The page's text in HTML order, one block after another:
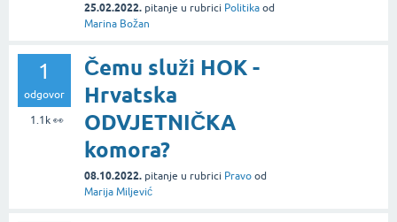
25.02.2022. pitanje u rubrici Politika od
Marina Božan
1
odgovor
1.1k👀
Čemu služi HOK -
Hrvatska
ODVJETNIČKA
komora?
08.10.2022. pitanje u rubrici Pravo od
Marija Miljević